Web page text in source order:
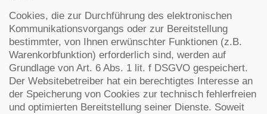
Cookies, die zur Durchführung des elektronischen
Kommunikationsvorgangs oder zur Bereitstellung
bestimmter, von Ihnen erwünschter Funktionen (z.B.
Warenkorbfunktion) erforderlich sind, werden auf
Grundlage von Art. 6 Abs. 1 lit. f DSGVO gespeichert.
Der Websitebetreiber hat ein berechtigtes Interesse an
der Speicherung von Cookies zur technisch fehlerfreien
und optimierten Bereitstellung seiner Dienste. Soweit